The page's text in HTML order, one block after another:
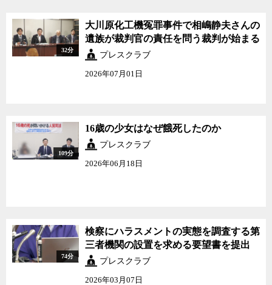
32分
大川原化工機冤罪事件で相嶋静夫さんの
遺族が裁判官の責任を問う裁判が始まる
プレスクラブ
2026年07月01日
109分
16歳の少女はなぜ餓死したのか
プレスクラブ
2026年06月18日
74分
検察にハラスメントの実態を調査する第
三者機関の設置を求める要望書を提出
プレスクラブ
2026年03月07日